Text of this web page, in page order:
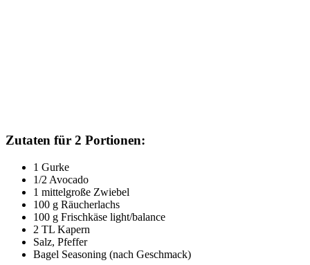
Zutaten für 2 Portionen:
1 Gurke
1/2 Avocado
1 mittelgroße Zwiebel
100 g Räucherlachs
100 g Frischkäse light/balance
2 TL Kapern
Salz, Pfeffer
Bagel Seasoning (nach Geschmack)